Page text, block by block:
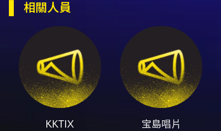
手Kenichi、鼓手takachi、製作takachi
內容簡介
muque LIVE TOUR 2026 “GLHF” IN TAIPEI
由日本福岡的搖滾樂團 muque 登上台北舞台，
為其首度亞洲巡演台北場。樂團以搖滾為核心，
融合 City Pop、嘻哈與電子節奏，並於 2026
年推出新專輯《GLHF》（名稱來自 Good
Luck, Have Fun）。 演出資訊 - 日期與時間：
2026/07/04（週六），進場 17:00、開演
18:00 - 地點：Legacy Taipei（台北市中正區八
相關人員
KKTIX 宝島唱片